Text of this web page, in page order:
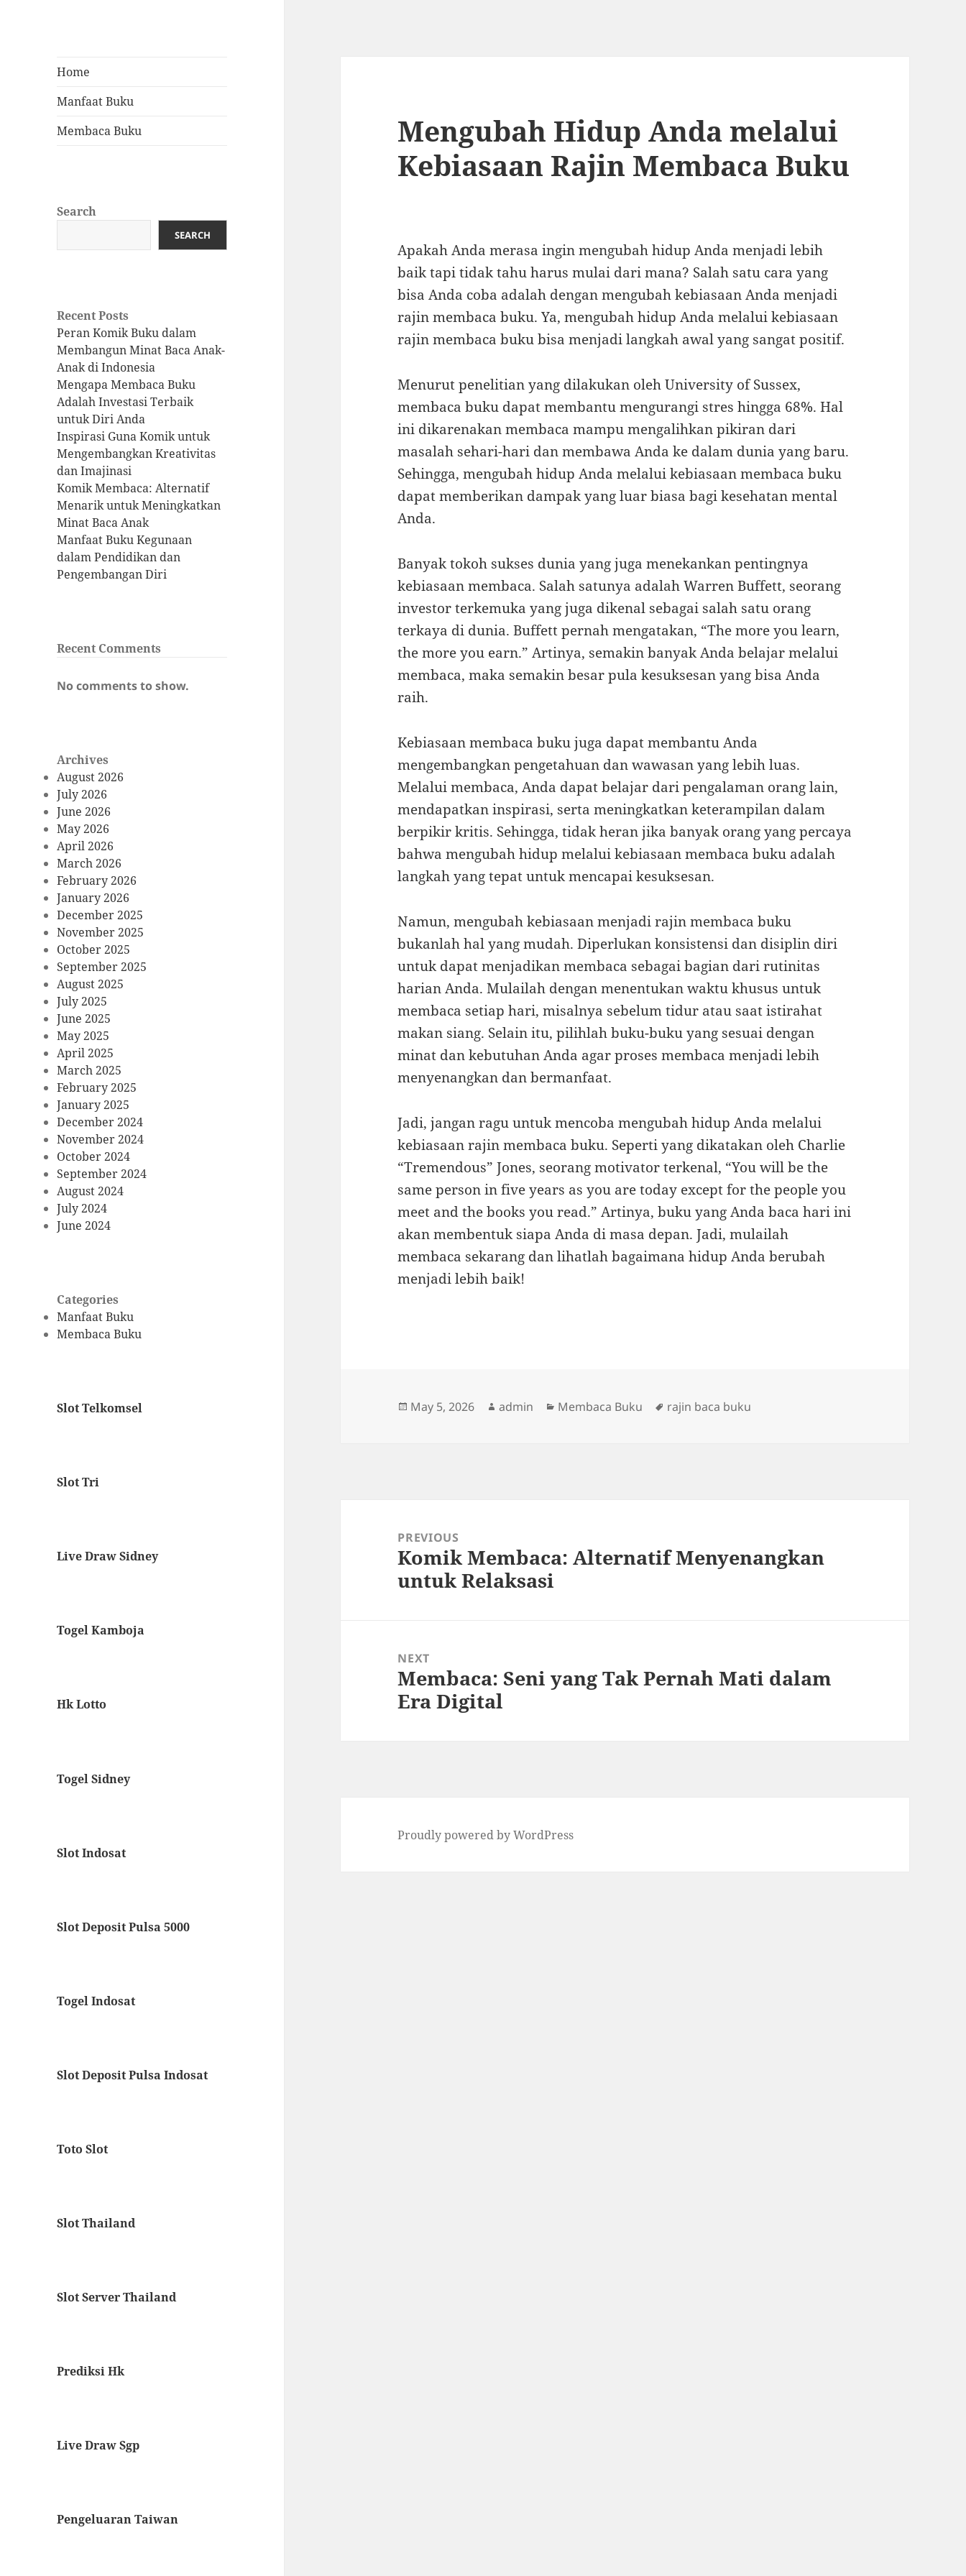
Home
Manfaat Buku
Membaca Buku
Search
SEARCH
Recent Posts
Peran Komik Buku dalam
Membangun Minat Baca Anak-
Anak di Indonesia
Mengapa Membaca Buku
Adalah Investasi Terbaik
untuk Diri Anda
Inspirasi Guna Komik untuk
Mengembangkan Kreativitas
dan Imajinasi
Komik Membaca: Alternatif
Menarik untuk Meningkatkan
Minat Baca Anak
Manfaat Buku Kegunaan
dalam Pendidikan dan
Pengembangan Diri
Recent Comments
No comments to show.
Archives
August 2026
July 2026
June 2026
May 2026
April 2026
March 2026
February 2026
January 2026
December 2025
November 2025
October 2025
September 2025
August 2025
July 2025
June 2025
May 2025
April 2025
March 2025
February 2025
January 2025
December 2024
November 2024
October 2024
September 2024
August 2024
July 2024
June 2024
Categories
Manfaat Buku
Membaca Buku
Slot Telkomsel
Slot Tri
Live Draw Sidney
Togel Kamboja
Hk Lotto
Togel Sidney
Slot Indosat
Slot Deposit Pulsa 5000
Togel Indosat
Slot Deposit Pulsa Indosat
Toto Slot
Slot Thailand
Slot Server Thailand
Prediksi Hk
Live Draw Sgp
Pengeluaran Taiwan
Mengubah Hidup Anda melalui
Kebiasaan Rajin Membaca Buku
Apakah Anda merasa ingin mengubah hidup Anda menjadi lebih
baik tapi tidak tahu harus mulai dari mana? Salah satu cara yang
bisa Anda coba adalah dengan mengubah kebiasaan Anda menjadi
rajin membaca buku. Ya, mengubah hidup Anda melalui kebiasaan
rajin membaca buku bisa menjadi langkah awal yang sangat positif.
Menurut penelitian yang dilakukan oleh University of Sussex,
membaca buku dapat membantu mengurangi stres hingga 68%. Hal
ini dikarenakan membaca mampu mengalihkan pikiran dari
masalah sehari-hari dan membawa Anda ke dalam dunia yang baru.
Sehingga, mengubah hidup Anda melalui kebiasaan membaca buku
dapat memberikan dampak yang luar biasa bagi kesehatan mental
Anda.
Banyak tokoh sukses dunia yang juga menekankan pentingnya
kebiasaan membaca. Salah satunya adalah Warren Buffett, seorang
investor terkemuka yang juga dikenal sebagai salah satu orang
terkaya di dunia. Buffett pernah mengatakan, “The more you learn,
the more you earn.” Artinya, semakin banyak Anda belajar melalui
membaca, maka semakin besar pula kesuksesan yang bisa Anda
raih.
Kebiasaan membaca buku juga dapat membantu Anda
mengembangkan pengetahuan dan wawasan yang lebih luas.
Melalui membaca, Anda dapat belajar dari pengalaman orang lain,
mendapatkan inspirasi, serta meningkatkan keterampilan dalam
berpikir kritis. Sehingga, tidak heran jika banyak orang yang percaya
bahwa mengubah hidup melalui kebiasaan membaca buku adalah
langkah yang tepat untuk mencapai kesuksesan.
Namun, mengubah kebiasaan menjadi rajin membaca buku
bukanlah hal yang mudah. Diperlukan konsistensi dan disiplin diri
untuk dapat menjadikan membaca sebagai bagian dari rutinitas
harian Anda. Mulailah dengan menentukan waktu khusus untuk
membaca setiap hari, misalnya sebelum tidur atau saat istirahat
makan siang. Selain itu, pilihlah buku-buku yang sesuai dengan
minat dan kebutuhan Anda agar proses membaca menjadi lebih
menyenangkan dan bermanfaat.
Jadi, jangan ragu untuk mencoba mengubah hidup Anda melalui
kebiasaan rajin membaca buku. Seperti yang dikatakan oleh Charlie
“Tremendous” Jones, seorang motivator terkenal, “You will be the
same person in five years as you are today except for the people you
meet and the books you read.” Artinya, buku yang Anda baca hari ini
akan membentuk siapa Anda di masa depan. Jadi, mulailah
membaca sekarang dan lihatlah bagaimana hidup Anda berubah
menjadi lebih baik!
Posted
May 5, 2026 Author
admin Categories
Membaca Buku Tags
rajin baca buku
navigationPREVIOUS
Previous
post:
Komik Membaca: Alternatif Menyenangkan
untuk Relaksasi
NEXT
Next
post:
Membaca: Seni yang Tak Pernah Mati dalam
Era Digital
Proudly powered by WordPress